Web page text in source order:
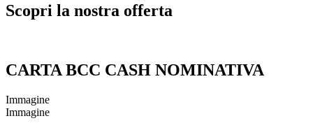
Scopri la nostra offerta
CARTA BCC CASH NOMINATIVA
Immagine
Immagine